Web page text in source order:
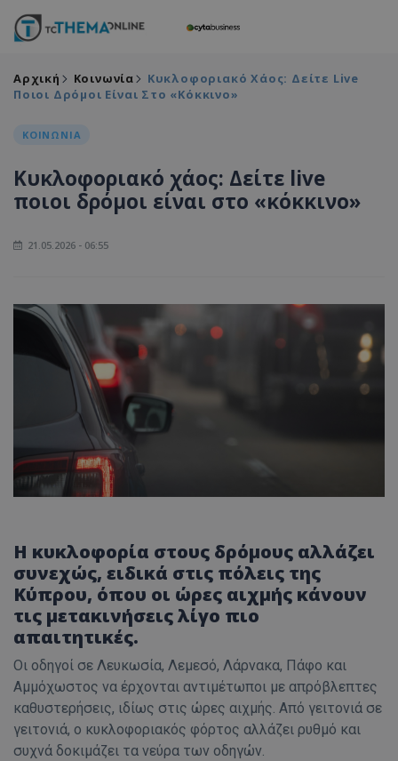
Αρχική Κοινωνία
Κυκλοφοριακό Χάος: Δείτε Live
Ποιοι Δρόμοι Είναι Στο «κόκκινο»
ΚΟΙΝΩΝΙΑ
Κυκλοφοριακό χάος: Δείτε live
ποιοι δρόμοι είναι στο «κόκκινο»
21.05.2026 - 06:55
Η κυκλοφορία στους δρόμους αλλάζει
συνεχώς, ειδικά στις πόλεις της
Κύπρου, όπου οι ώρες αιχμής κάνουν
τις μετακινήσεις λίγο πιο
απαιτητικές.
Οι οδηγοί σε Λευκωσία, Λεμεσό, Λάρνακα, Πάφο και
Αμμόχωστος να έρχονται αντιμέτωποι με απρόβλεπτες
καθυστερήσεις, ιδίως στις ώρες αιχμής. Από γειτονιά σε
γειτονιά, ο κυκλοφοριακός φόρτος αλλάζει ρυθμό και
συχνά δοκιμάζει τα νεύρα των οδηγών.